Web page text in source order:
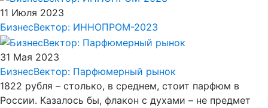
11 Июля 2023
БизнесВектор: ИННОПРОМ-2023
31 Мая 2023
БизнесВектор: Парфюмерный рынок
1822 рубля – столько, в среднем, стоит парфюм в
России. Казалось бы, флакон с духами – не предмет